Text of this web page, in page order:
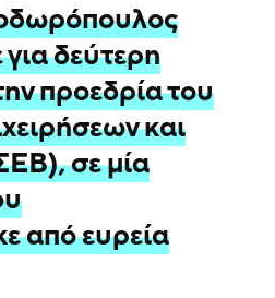
δεύτερη
προεδρία του
και
σε μία
από ευρεία